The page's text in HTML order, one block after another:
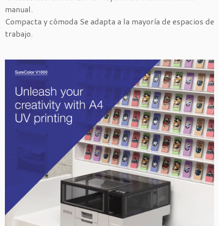
manual.
Compacta y cómoda Se adapta a la mayoría de espacios de
trabajo.